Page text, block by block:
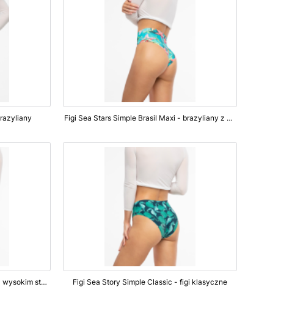
Figi Sea Stars Simple Brasil Maxi - brazyliany z wysokim stanem
Figi Shells Simple Brasil Maxi - figi z wysokim stanem Figi Sea Story Simple Classic - figi klasyczne